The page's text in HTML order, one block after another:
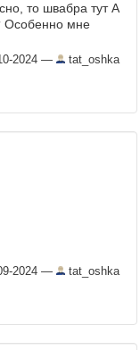
то швабра тут А
Особенно мне
2024 — tat_oshka
2024 — tat_oshka